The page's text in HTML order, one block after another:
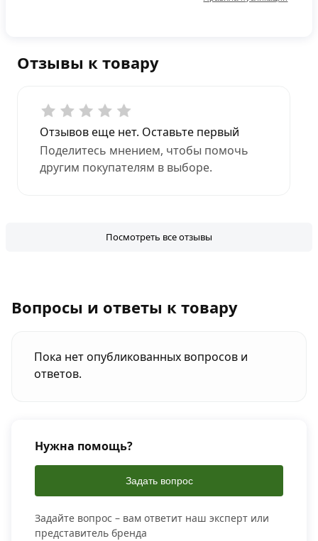
Отзывы к товару
Отзывов еще нет. Оставьте первый
Поделитесь мнением, чтобы помочь
другим покупателям в выборе.
Посмотреть все отзывы
Вопросы и ответы к товару
Пока нет опубликованных вопросов и
ответов.
Нужна помощь?
Задать вопрос
Задайте вопрос – вам ответит наш эксперт или
представитель бренда